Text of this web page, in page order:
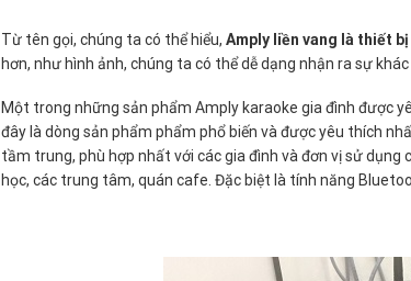
Từ tên gọi, chúng ta có thể hiểu, Amply liền vang là thiết
hơn, như hình ảnh, chúng ta có thể dễ dạng nhận ra sự
Một trong những sản phẩm Amply karaoke gia đình được
đây là dòng sản phẩm phẩm phổ biến và được yêu thích
tầm trung, phù hợp nhất với các gia đình và đơn vị sử dụng
học, các trung tâm, quán cafe. Đặc biệt là tính năng